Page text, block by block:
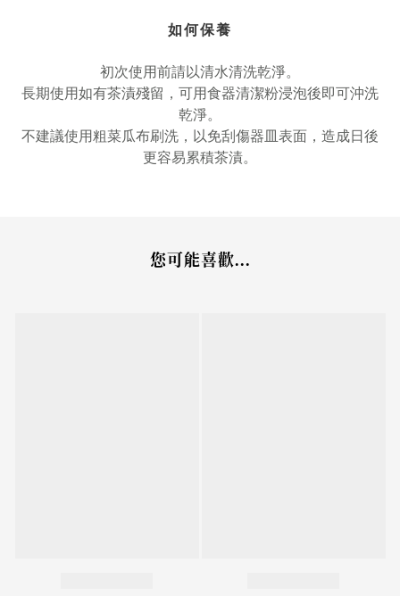
如何保養
初次使用前請以清水清洗乾淨。
長期使用如有茶漬殘留，可用食器清潔粉浸泡後即可沖洗
乾淨。
不建議使用粗菜瓜布刷洗，以免刮傷器皿表面，造成日後
更容易累積茶漬。
您可能喜歡...